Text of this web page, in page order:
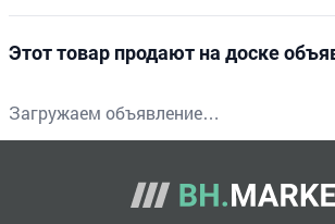
Этот товар продают на доске
Загружаем объявление…